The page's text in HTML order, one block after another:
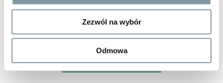
Zezwól na wybór
Odmowa
Dawkowanie:
Ten lek należy zawsze stosować dokładnie tak, jak to opisano w